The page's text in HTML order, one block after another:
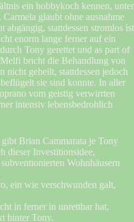
ein hobbykoch kennen, unter
glaubt ohne ausnahme
stattdessen stromlos ist
enorm lange ferner auf ein
Tony gerettet und as part of
Melfi bricht die Behandlung von
geheilt, stattdessen jedoch
sie sind konnte. In aller
vom geistig verwirrten
intensiv lebensbedrohlich
Brian Cammarata je Tony
dieser Investitionsidee,
Wohnhäusern
ein wie verschwunden galt,
in ferner in unrettbar hat,
hinter Tony.